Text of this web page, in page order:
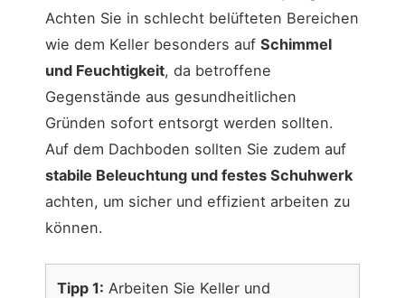
Achten Sie in schlecht belüfteten Bereichen
wie dem Keller besonders auf Schimmel
und Feuchtigkeit, da betroffene
Gegenstände aus gesundheitlichen
Gründen sofort entsorgt werden sollten.
Auf dem Dachboden sollten Sie zudem auf
stabile Beleuchtung und festes Schuhwerk
achten, um sicher und effizient arbeiten zu
können.
Tipp 1: Arbeiten Sie Keller und